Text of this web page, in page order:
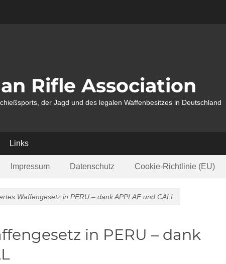
Rifle Association
der Jagd und des legalen Waffenbesitzes in Deutschland
Links
Impressum Datenschutz Cookie-Richtlinie (EU)
Waffengesetz in PERU – dank APPLAF und CALL
in PERU – dank